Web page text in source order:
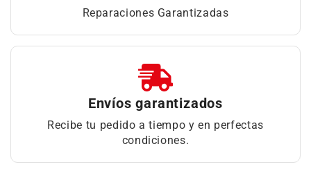
Reparaciones Garantizadas
Envíos garantizados
Recibe tu pedido a tiempo y en perfectas
condiciones.